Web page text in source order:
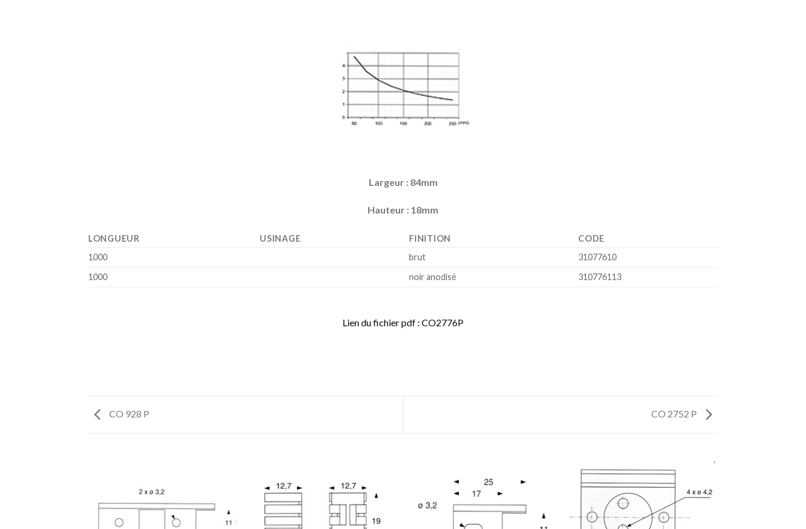
Largeur : 84mm
Hauteur : 18mm
LONGUEUR USINAGE FINITION
CODE
1000
brut
31077610
1000
noir anodisé 310776113
Lien du fichier pdf : CO2776P
CO 928 P CO 2752 P